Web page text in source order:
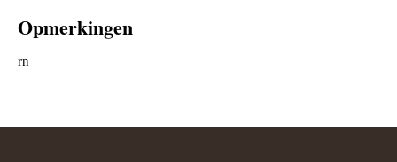
Opmerkingen
rn